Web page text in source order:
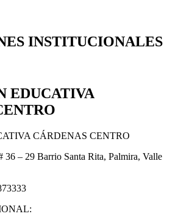
INSTITUCIONALES
EDUCATIVA
CÁRDENAS CENTRO
– 29 Barrio Santa Rita, Palmira, Valle